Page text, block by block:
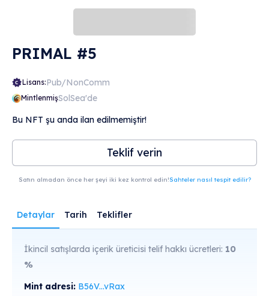
PRIMAL #5
Lisans:Pub/NonComm
MintlenmişSolSea'de
Bu NFT şu anda ilan edilmemiştir!
Teklif verin
Satın almadan önce her şeyi iki kez kontrol edin!Sahteler nasıl tespit edilir?
Detaylar Tarih Teklifler
İkincil satışlarda içerik üreticisi telif hakkı ücretleri: 10
%
Mint adresi: B56V...vRax